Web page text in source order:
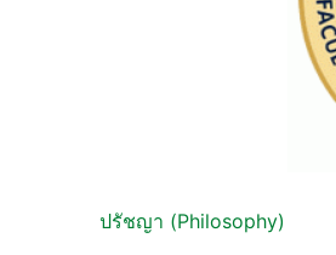
ปรัชญา (Philosophy)